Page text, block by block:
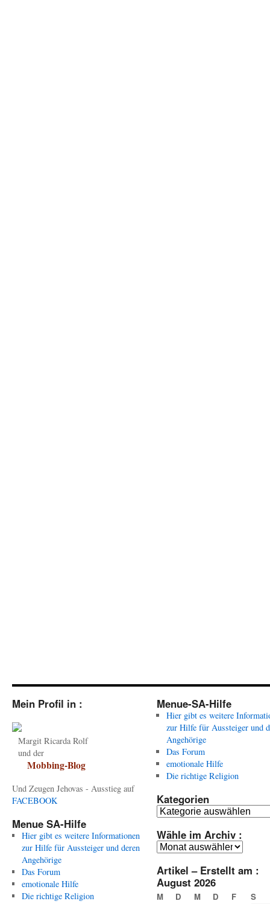
Mein Profil in :
Margit Ricarda Rolf
und der
Mobbing-Blog
Und Zeugen Jehovas - Ausstieg auf
FACEBOOK
Menue SA-Hilfe
Hier gibt es weitere Informationen
zur Hilfe für Aussteiger und deren
Angehörige
Das Forum
emotionale Hilfe
Die richtige Religion
Menue-SA-Hilfe
Hier gibt es weitere
zur Hilfe für Aussteiger und
Angehörige
Das Forum
emotionale Hilfe
Die richtige Religion
Kategorien
Kategorien
Wähle im Archiv :
Wähle
Archiv
:
Artikel – Erstellt am :
August 2026
M D M D F S